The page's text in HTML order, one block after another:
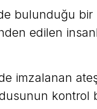
bulunduğu bir
edilen
imzalanan
kontrol